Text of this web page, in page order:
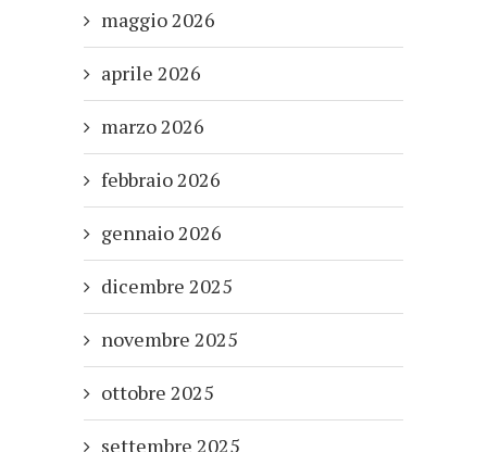
maggio 2026
aprile 2026
marzo 2026
febbraio 2026
gennaio 2026
dicembre 2025
novembre 2025
ottobre 2025
settembre 2025